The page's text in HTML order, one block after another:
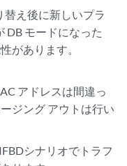
替え後に新しいプラ
DB モードになった
があります。
アドレスは間違っ
ジング アウトは行い
シナリオでトラフ